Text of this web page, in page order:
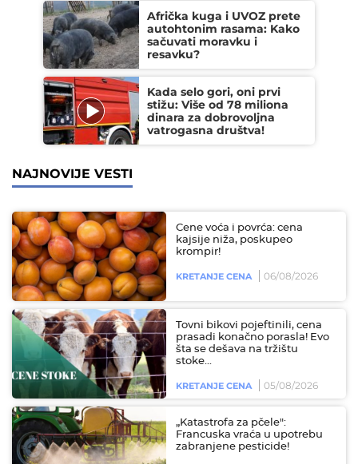
Afrička kuga i UVOZ prete
autohtonim rasama: Kako
sačuvati moravku i
resavku?
Kada selo gori, oni prvi
stižu: Više od 78 miliona
dinara za dobrovoljna
vatrogasna društva!
NAJNOVIJE VESTI
Cene voća i povrća: cena
kajsije niža, poskupeo
krompir!
KRETANJE CENA 06/08/2026
Tovni bikovi pojeftinili, cena
prasadi konačno porasla! Evo
šta se dešava na tržištu
stoke...
KRETANJE CENA 05/08/2026
„Katastrofa za pčele":
Francuska vraća u upotrebu
zabranjene pesticide!